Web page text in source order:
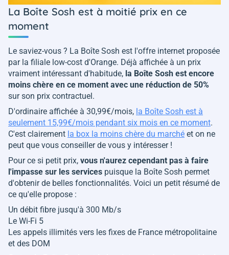
La Boîte Sosh est à moitié prix en ce
moment
Le saviez-vous ? La Boîte Sosh est l'offre internet proposée
par la filiale low-cost d'Orange. Déjà affichée à un prix
vraiment intéressant d'habitude, la Boîte Sosh est encore
moins chère en ce moment avec une réduction de 50%
sur son prix contractuel.
D'ordinaire affichée à 30,99€/mois, la Boîte Sosh est à
seulement 15,99€/mois pendant six mois en ce moment.
C'est clairement la box la moins chère du marché et on ne
peut que vous conseiller de vous y intéresser !
Pour ce si petit prix, vous n'aurez cependant pas à faire
l'impasse sur les services puisque la Boîte Sosh permet
d'obtenir de belles fonctionnalités. Voici un petit résumé de
ce qu'elle propose :
Un débit fibre jusqu'à 300 Mb/s
Le Wi-Fi 5
Les appels illimités vers les fixes de France métropolitaine
et des DOM